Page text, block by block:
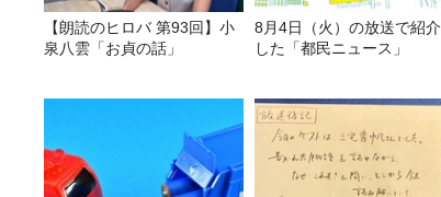
【朗読のヒロバ 第93回】小
泉八雲「お貞の話」
8月4日（火）の放送で紹介
した「都民ニュース」